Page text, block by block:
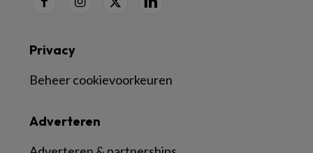
Adverteren
Privacy
Beheer cookievoorkeuren